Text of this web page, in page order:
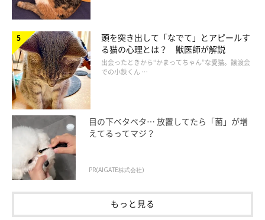
2.後ろ足の爪を出して切る
視野に入りにくいため、猫が比較的怖がらない後ろ足から先に行
いましょう。爪切りを持っていない手で片方の後ろ足を持ち、親
指で爪を押し出して、爪を切ります。
3.前足の爪を出して切る
後ろ足と同様に切ります。その際、左前足は飼い主さんの右腕方
向、右前足は左腕方向に引き寄せると、体勢が固定されて切りや
すくなります。
頭を突き出して「なでて」とアピールす
る猫の心理とは？ 獣医師が解説
出会ったときから“かまってちゃん”な愛猫。譲渡会
での小鉄くん …
目の下ベタベタ… 放置してたら「菌」が増
えてるってマジ？
PR(AIGATE株式会社)
もっと見る